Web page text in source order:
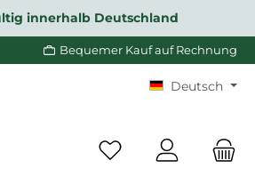
innerhalb Deutschland
Bequemer Kauf auf Rechnung
Deutsch
Du hast 0 Produkte